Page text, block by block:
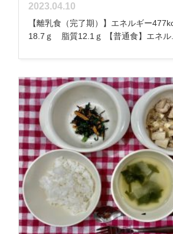
2023.04.10
【離乳食（完了期）】エネルギー
18.7ｇ 脂質12.1ｇ 【普通食】エネル...